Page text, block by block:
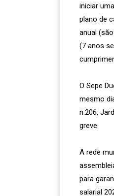
iniciar
plano de
anual
(7 anos
O Sepe
mesmo
n.206,
greve.
A rede
para
salarial